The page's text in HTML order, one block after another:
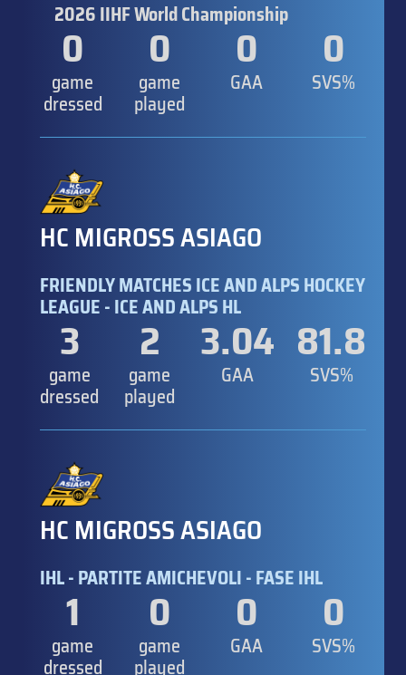
2026 IIHF World Championship
0
game
dressed
0
game
played
0
GAA
0
SVS%
HC MIGROSS ASIAGO
FRIENDLY MATCHES ICE AND ALPS HOCKEY
LEAGUE - ICE AND ALPS HL
3
game
dressed
2
game
played
3.04
GAA
81.8
SVS%
HC MIGROSS ASIAGO
IHL - PARTITE AMICHEVOLI - FASE IHL
1
game
dressed
0
game
played
0
GAA
0
SVS%